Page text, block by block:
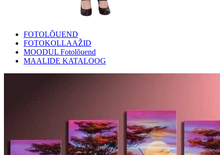
FOTOLÕUEND
FOTOKOLLAAŽID
MOODUL Fotolõuend
MAALIDE KATALOOG